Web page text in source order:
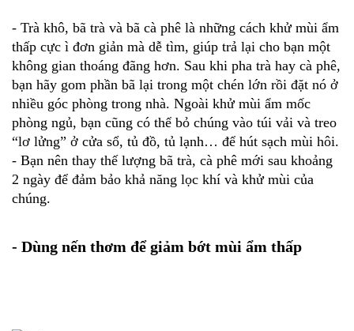
- Trà khô, bã trà và bã cà phê là những cách khử mùi ẩm
thấp cực ì đơn giản mà dễ tìm, giúp trả lại cho bạn một
không gian thoáng đãng hơn. Sau khi pha trà hay cà phê,
bạn hãy gom phần bã lại trong một chén lớn rồi đặt nó ở
nhiều góc phòng trong nhà. Ngoài khử mùi ẩm mốc
phòng ngủ, bạn cũng có thể bỏ chúng vào túi vải và treo
“lơ lửng” ở cửa sổ, tủ đồ, tủ lạnh… để hút sạch mùi hôi.
- Bạn nên thay thế lượng bã trà, cà phê mới sau khoảng
2 ngày để đảm bảo khả năng lọc khí và khử mùi của
chúng.
- Dùng nến thơm để giảm bớt mùi ẩm thấp